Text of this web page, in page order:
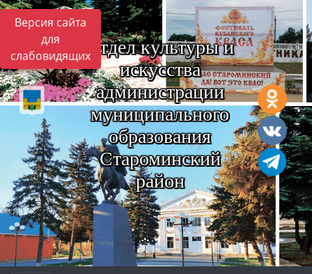
Версия сайта
для
слабовидящих Отдел культуры и
искусства
администрации
муниципального
образования
Староминский
район